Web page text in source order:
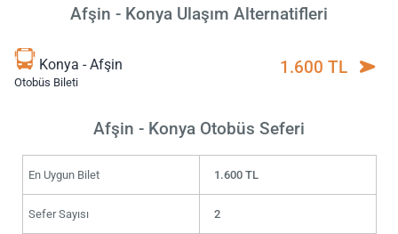
Afşin - Konya Ulaşım Alternatifleri
Konya - Afşin
Otobüs Bileti
1.600 TL
Afşin - Konya Otobüs Seferi
En Uygun Bilet 1.600 TL
Sefer Sayısı 2